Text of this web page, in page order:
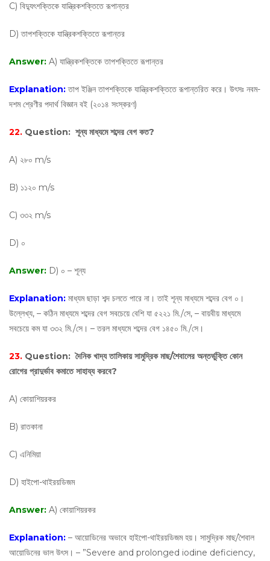
C) বিদ্যুৎশক্তিকে যান্ত্রিকশক্তিতে রূপান্তর
D) তাপশক্তিকে যান্ত্রিকশক্তিতে রূপান্তর
Answer: A) যান্ত্রিকশক্তিকে তাপশক্তিতে রূপান্তর
Explanation:তাপ ইঞ্জিন তাপশক্তিকে যান্ত্রিকশক্তিতে রূপান্তরিত করে। উৎসঃ নবম-
দশম শ্রেণীর পদার্থ বিজ্ঞান বই (২০১৪ সংস্করণ)
22. Question: শূন্য মাধ্যমে শব্দের বেগ কত?
A) ২৮০ m/s
B) ১১২০ m/s
C) ৩৩২ m/s
D) ০
Answer: D) ০ – শূন্য
Explanation: মাধ্যম ছাড়া শব্দ চলতে পারে না। তাই শূন্য মাধ্যমে শব্দের বেগ ০।
উল্লেখ্য, – কঠিন মাধ্যমে শব্দের বেগ সবচেয়ে বেশি যা ৫২২১ মি./সে, – বায়বীয় মাধ্যমে
সবচেয়ে কম যা ৩৩২ মি./সে। – তরল মাধ্যমে শব্দের বেগ ১৪৫০ মি./সে।
23. Question: দৈনিক খাদ্য তালিকায় সামুদ্রিক মাছ/শৈবালের অন্তর্ভুক্তি কোন
রোগের প্রাদুর্ভাব কমাতে সাহায্য করবে?
A) কোয়াশিয়রকর
B) রাতকানা
C) এনিমিয়া
D) হাইপো-থাইরয়ডিজম
Answer: A) কোয়াশিয়রকর
Explanation: – আয়োডিনের অভাবে হাইপো-থাইরয়ডিজম হয়। সামুদ্রিক মাছ/শৈবাল
আয়োডিনের ভাল উৎস। – ”Severe and prolonged iodine deficiency,